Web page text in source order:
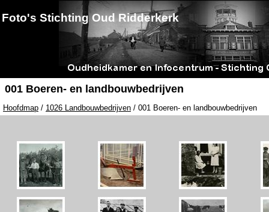
Foto's Stichting Oud Ridderkerk
001 Boeren- en landbouwbedrijven
Hoofdmap / 1026 Landbouwbedrijven / 001 Boeren- en landbouwbedrijven